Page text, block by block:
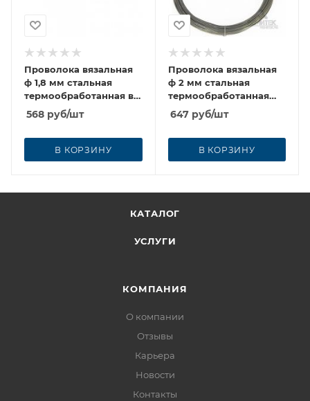
Проволока вязальная
ф 1,8 мм стальная
термообработанная в
прутках
568 руб/шт
В КОРЗИНУ
Проволока вязальная
ф 2 мм стальная
термообработанная
30м
647руб/шт
В КОРЗИНУ
КАТАЛОГ
УСЛУГИ
КОМПАНИЯ
О компании
Отзывы
Карьера
Новости
Контакты